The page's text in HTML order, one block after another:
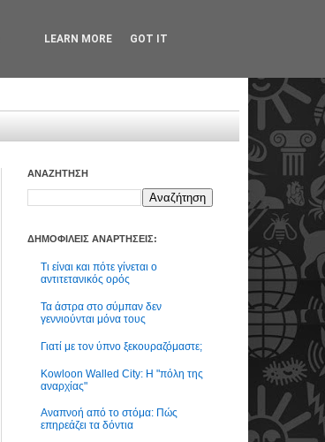
ΑΝΑΖΗΤΗΣΗ
ΔΗΜΟΦΙΛΕΙΣ ΑΝΑΡΤΗΣΕΙΣ:
Τι είναι και πότε γίνεται ο
αντιτετανικός ορός
Τα άστρα στο σύμπαν δεν
γεννιούνται μόνα τους
Γιατί με τον ύπνο ξεκουραζόμαστε;
Kowloon Walled City: Η "πόλη της
αναρχίας"
Αναπνοή από το στόμα: Πώς
επηρεάζει τα δόντια
LEARN MORE GOT IT